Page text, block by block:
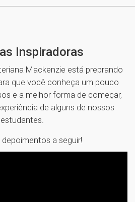
Inspiradoras
Mackenzie está preprando
que você conheça um pouco
e a melhor forma de começar,
de alguns de nossos
estudantes.
a seguir!